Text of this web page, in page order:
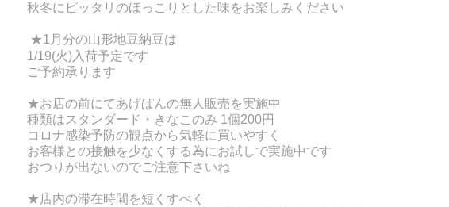
秋冬にピッタリのほっこりとした味をお楽しみください
★1月分の山形地豆納豆は
1/19(火)入荷予定です
ご予約承ります
★お店の前にてあげぱんの無人販売を実施中
種類はスタンダード・きなこのみ 1個200円
コロナ感染予防の観点から気軽に買いやすく
お客様との接触を少なくする為にお試しで実施中です
おつりが出ないのでご注意下さいね
★店内の滞在時間を短くすべく